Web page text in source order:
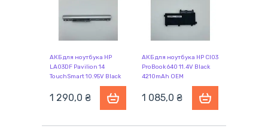
АКБ для ноутбука HP
LA03DF Pavilion 14
TouchSmart 10.95V Black
1 290,0 ₴
АКБ для ноутбука HP CI03
ProBook 640 11.4V Black
4210mAh OEM
1 085,0 ₴